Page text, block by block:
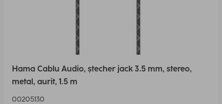
Hama Cablu Audio, ștecher jack 3.5 mm, stereo,
metal, aurit, 1.5 m
00205130